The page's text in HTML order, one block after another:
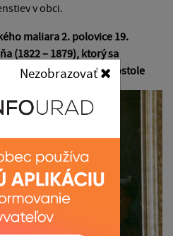
Nezobrazovať
v obci.
maliara 2. polovice 19.
(1822 – 1879), ktorý sa
novom evanjelickom kostole